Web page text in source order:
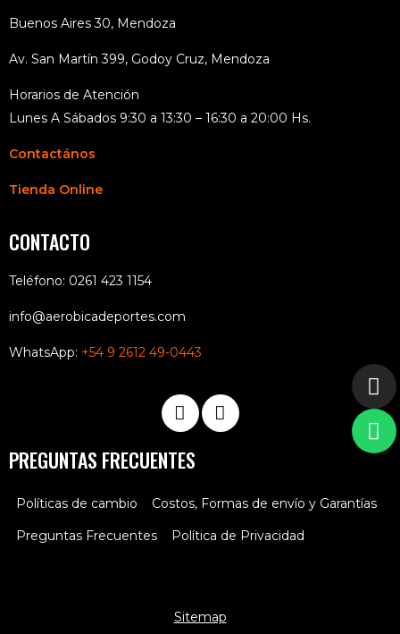
Buenos Aires 30, Mendoza
Av. San Martín 399, Godoy Cruz, Mendoza
Horarios de Atención
Lunes A Sábados 9:30 a 13:30 – 16:30 a 20:00 Hs.
Contactános
Tienda Online
CONTACTO
Teléfono: 0261 423 1154
info@aerobicadeportes.com
WhatsApp: +54 9 2612 49-0443
PREGUNTAS FRECUENTES
Políticas de cambio
Costos, Formas de envío y Garantías
Preguntas Frecuentes
Política de Privacidad
Sitemap